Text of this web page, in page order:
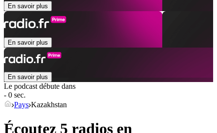
En savoir plus
En savoir plus
En savoir plus
Le podcast débute dans
- 0 sec.
Pays Kazakhstan
Écoutez 5 radios en